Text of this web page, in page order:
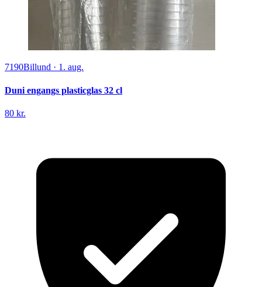
7190Billund · 1. aug.
Duni engangs plasticglas 32 cl
80 kr.